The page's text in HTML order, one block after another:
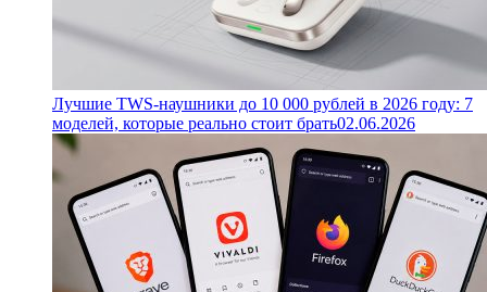
Лучшие TWS-наушники до 10 000 рублей в 2026 году: 7
моделей, которые реально стоит брать02.06.2026